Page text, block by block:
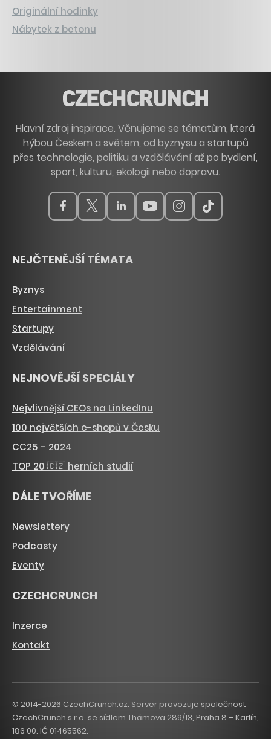
Originální hodinky
Nábytek z betonu
Hlavní zdroj inspirace. Věnujeme se tématům, která
hýbou Českem a světem, od byznysu a startupů
přes technologie, politiku a vzdělávání až po bydlení,
sport, kulturu, ekologii nebo dopravu.
NEJČTENĚJŠÍ TÉMATA
Byznys
Entertainment
Startupy
Vzdělávání
NEJNOVĚJŠÍ SPECIÁLY
Nejvlivnější CEOs na LinkedInu
100 největších e-shopů v Česku
CC25 – 2024
TOP 20 🇨🇿 herních studií
DÁLE TVOŘÍME
Newslettery
Podcasty
Eventy
CZECHCRUNCH
Inzerce
Kontakt
© 2014-2026 CzechCrunch.cz. Server provozuje společnost
CzechCrunch s.r.o. se sídlem Thámova 289/13, Praha 8 – Karlín,
186 00. IČ 01465562.